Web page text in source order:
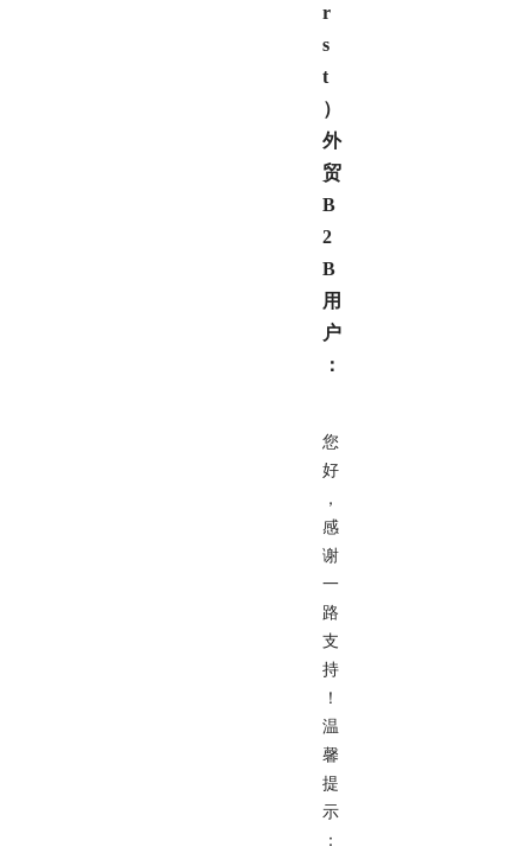
r
s
t
）
外
贸
B
2
B
用
户
：
您
好
，
感
谢
一
路
支
持
！
温
馨
提
示
：